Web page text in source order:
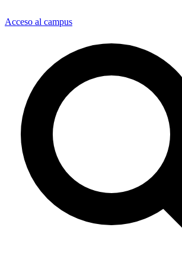
Acceso al campus